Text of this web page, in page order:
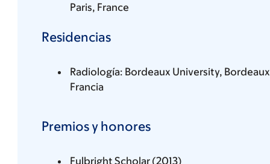
Paris, France
Residencias
Radiología: Bordeaux University,
Francia
Premios y honores
Fulbright Scholar (2013)